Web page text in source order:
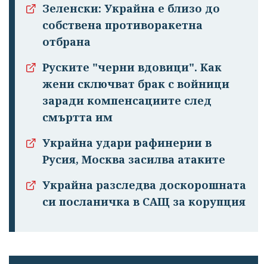
Зеленски: Украйна е близо до
собствена противоракетна
отбрана
Руските "черни вдовици". Как
жени сключват брак с войници
заради компенсациите след
смъртта им
Украйна удари рафинерии в
Русия, Москва засилва атаките
Украйна разследва доскорошната
си посланичка в САЩ за корупция